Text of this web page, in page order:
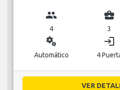
group
4
business_center
3
miscellaneous_services
Automático
login
4
VER